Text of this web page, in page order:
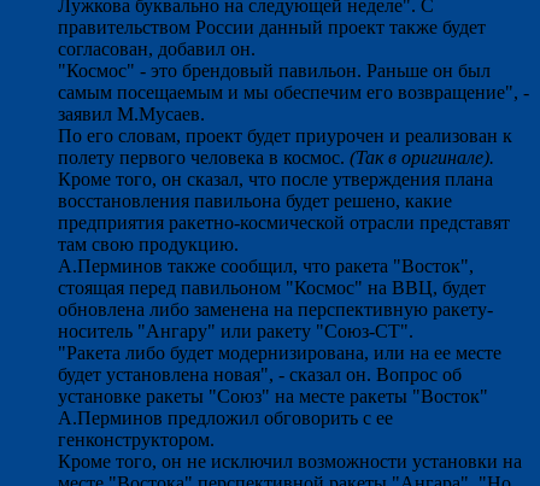
Лужкова буквально на следующей неделе". С
правительством России данный проект также будет
согласован, добавил он.
"Космос" - это брендовый павильон. Раньше он был
самым посещаемым и мы обеспечим его возвращение", -
заявил М.Мусаев.
По его словам, проект будет приурочен и реализован к
полету первого человека в космос. (Так в оригинале).
Кроме того, он сказал, что после утверждения плана
восстановления павильона будет решено, какие
предприятия ракетно-космической отрасли представят
там свою продукцию.
А.Перминов также сообщил, что ракета "Восток",
стоящая перед павильоном "Космос" на ВВЦ, будет
обновлена либо заменена на перспективную ракету-
носитель "Ангару" или ракету "Союз-СТ".
"Ракета либо будет модернизирована, или на ее месте
будет установлена новая", - сказал он. Вопрос об
установке ракеты "Союз" на месте ракеты "Восток"
А.Перминов предложил обговорить с ее
генконструктором.
Кроме того, он не исключил возможности установки на